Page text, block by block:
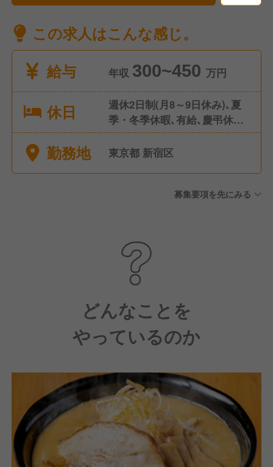
この求人はこんな感じ。
給与
年収 300~450 万円
休日
週休2日制(月8～9日休み)､夏
季・冬季休暇､有給､慶弔休暇
等
勤務地 東京都 新宿区
募集要項を先にみる
どんなことを
やっているのか